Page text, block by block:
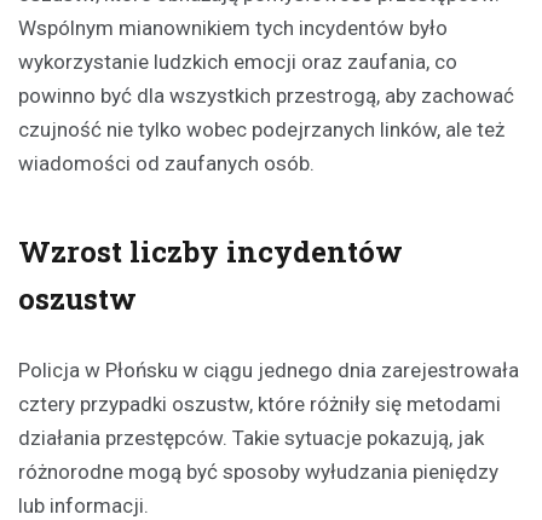
Wspólnym mianownikiem tych incydentów było
wykorzystanie ludzkich emocji oraz zaufania, co
powinno być dla wszystkich przestrogą, aby zachować
czujność nie tylko wobec podejrzanych linków, ale też
wiadomości od zaufanych osób.
Wzrost liczby incydentów
oszustw
Policja w Płońsku w ciągu jednego dnia zarejestrowała
cztery przypadki oszustw, które różniły się metodami
działania przestępców. Takie sytuacje pokazują, jak
różnorodne mogą być sposoby wyłudzania pieniędzy
lub informacji.